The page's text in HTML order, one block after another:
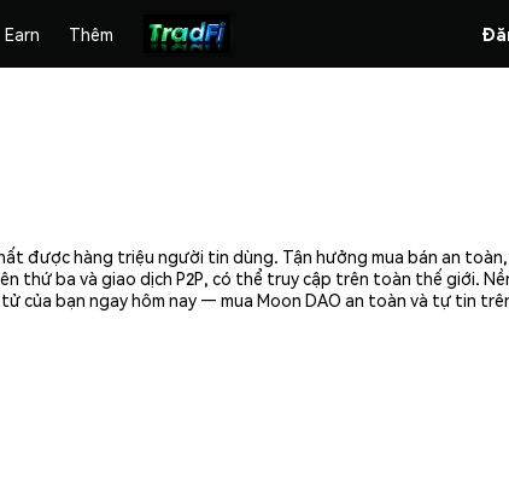
Earn Thêm
được hàng triệu người tin dùng. Tận hưởng mua bán an
thứ ba và giao dịch P2P, có thể truy cập trên toàn thế giới.
của bạn ngay hôm nay — mua Moon DAO an toàn và tự tin